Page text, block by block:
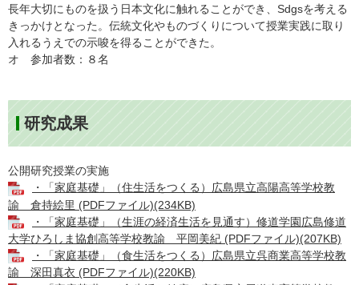
長年大切にものを扱う日本文化に触れることができ、Sdgsを考える
きっかけとなった。伝統文化やものづくりについて授業実践に取り
入れるうえでの示唆を得ることができた。
オ 参加者数：８名
研究成果
公開研究授業の実施​​
・「家庭基礎」（住生活をつくる）広島県立高陽高等学校教
諭 倉持絵里 (PDFファイル)(234KB)
・「家庭基礎」（生涯の経済生活を見通す）修道学園広島修道
大学ひろしま協創高等学校教諭 平岡美紀 (PDFファイル)(207KB)
・「家庭基礎」（食生活をつくる）広島県立呉商業高等学校教
諭 深田真衣 (PDFファイル)(220KB)